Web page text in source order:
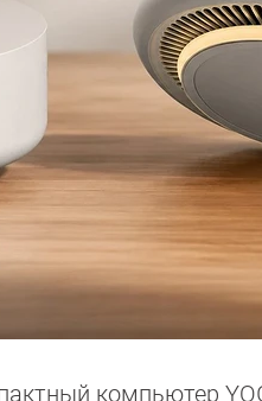
компьютер